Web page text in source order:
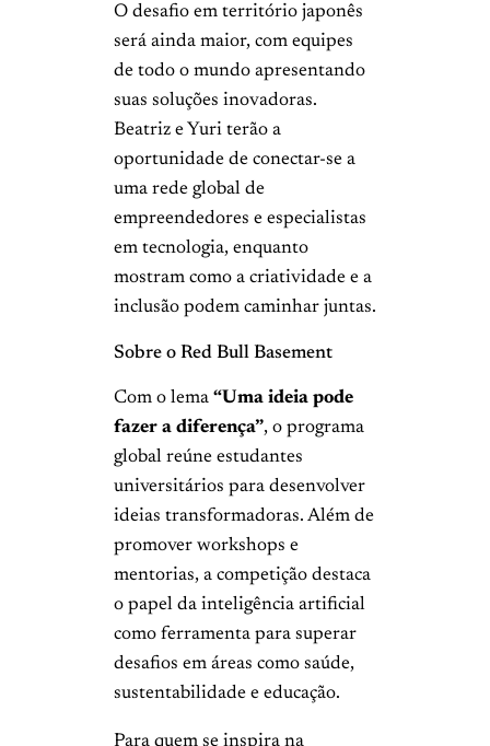
O desafio em território japonês
será ainda maior, com equipes
de todo o mundo apresentando
suas soluções inovadoras.
Beatriz e Yuri terão a
oportunidade de conectar-se a
uma rede global de
empreendedores e especialistas
em tecnologia, enquanto
mostram como a criatividade e a
inclusão podem caminhar juntas.
Sobre o Red Bull Basement
Com o lema “Uma ideia pode
fazer a diferença”, o programa
global reúne estudantes
universitários para desenvolver
ideias transformadoras. Além de
promover workshops e
mentorias, a competição destaca
o papel da inteligência artificial
como ferramenta para superar
desafios em áreas como saúde,
sustentabilidade e educação.
Para quem se inspira na